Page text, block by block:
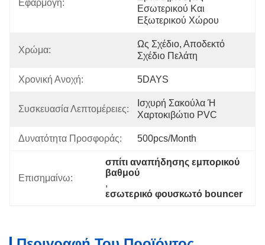
Εφαρμογή:
Εσωτερικού Και
Εξωτερικού Χώρου
Χρώμα:
Ως Σχέδιο, Αποδεκτό
Σχέδιο Πελάτη
Χρονική Ανοχή: 5DAYS
Συσκευασία Λεπτομέρειες:
Ισχυρή Σακούλα Ή
Χαρτοκιβώτιο PVC
Δυνατότητα Προσφοράς: 500pcs/month
Επισημαίνω:
σπίτι αναπήδησης εμπορικού
βαθμού
,
εσωτερικό φουσκωτό bouncer